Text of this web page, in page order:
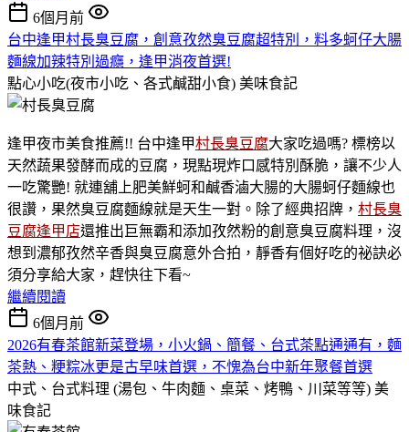
6個月前
台中逢甲村長臭豆腐，創意孜然臭豆腐超特別，料多蚵仔大腸
麵線加辣特別過癮，逢甲消夜首選!
點心小吃(夜市小吃、各式鹹甜小食) 美味食記
逢甲夜市美食推薦!! 台中逢甲村長臭豆腐大家吃過嗎? 標榜以
天然蔬果發酵而成的豆腐，現點現炸口感特別酥脆，讓不少人
一吃驚艷! 就連舖上肥美鮮蚵和鹹香滷大腸的大腸蚵仔麵線也
很讚，果然臭豆腐麵線就是天生一對。除了經典招牌， 村長臭
豆腐逢甲店還推出巨無霸和添加孜然粉的創意臭豆腐料理，沒
想到濃郁孜然辛香與臭豆腐意外合拍，靜香有個好吃的祕訣必
須分享給大家，趕快往下看~
繼續閱讀
6個月前
2026有春茶館新菜登場，小火鍋、簡餐、台式茶點通通有，麵
茶熱、粳粽冰更是古早味首選，不愧為台中新年聚餐首選
中式、台式料理 (湯包、牛肉麵、桌菜、烤鴨、川菜等等) 美
味食記